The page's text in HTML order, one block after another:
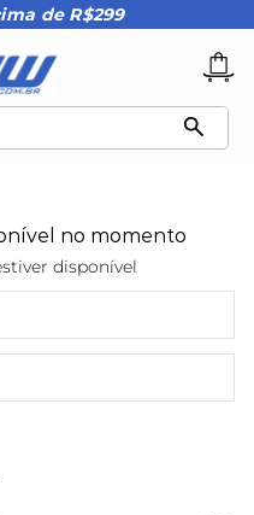
de R$299
no momento
disponível